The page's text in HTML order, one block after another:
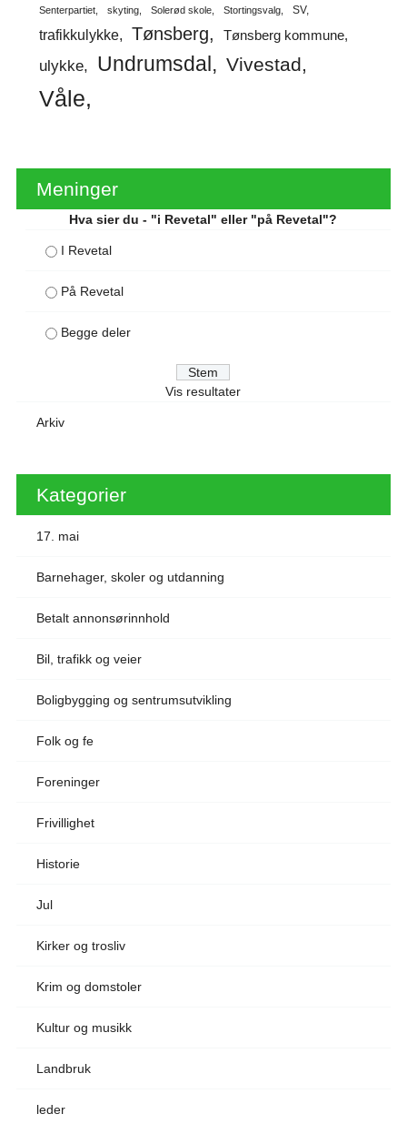
Senterpartiet skyting Solerød skole Stortingsvalg SV
trafikkulykke Tønsberg Tønsberg kommune
ulykke Undrumsdal Vivestad
Våle
Meninger
Hva sier du - "i Revetal" eller "på Revetal"?
I Revetal
På Revetal
Begge deler
Vis resultater
Arkiv
Kategorier
17. mai
Barnehager, skoler og utdanning
Betalt annonsørinnhold
Bil, trafikk og veier
Boligbygging og sentrumsutvikling
Folk og fe
Foreninger
Frivillighet
Historie
Jul
Kirker og trosliv
Krim og domstoler
Kultur og musikk
Landbruk
leder